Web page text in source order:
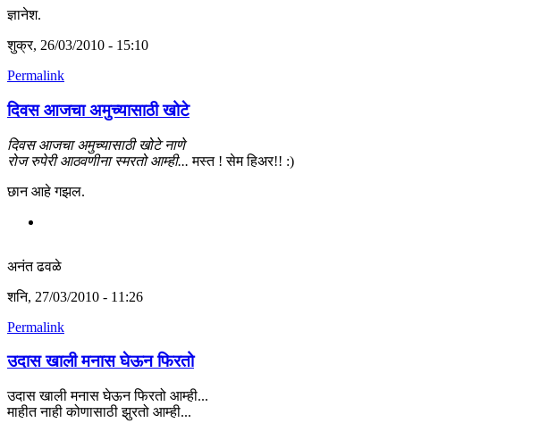
ज्ञानेश.
शुक्र, 26/03/2010 - 15:10
Permalink
दिवस आजचा अमुच्यासाठी खोटे
दिवस आजचा अमुच्यासाठी खोटे नाणे
रोज रुपेरी आठवणीना स्मरतो आम्ही... मस्त ! सेम हिअर!! :)
छान आहे गझल.
अनंत ढवळे
शनि, 27/03/2010 - 11:26
Permalink
उदास खाली मनास घेऊन फिरतो
उदास खाली मनास घेऊन फिरतो आम्ही...
माहीत नाही कोणासाठी झुरतो आम्ही...